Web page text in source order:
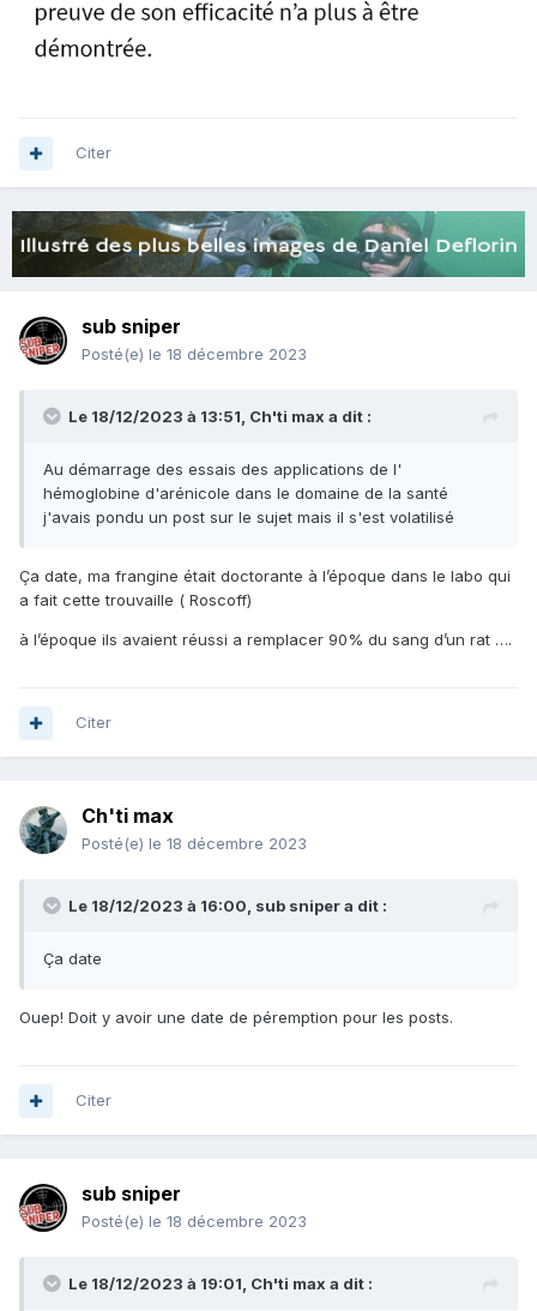
Citer
sub sniper
Posté(e) le 18 décembre 2023
Le 18/12/2023 à 13:51, Ch'ti max a dit :
Au démarrage des essais des applications de l'
hémoglobine d'arénicole dans le domaine de la santé
j'avais pondu un post sur le sujet mais il s'est volatilisé
Ça date, ma frangine était doctorante à l’époque dans le labo qui
a fait cette trouvaille ( Roscoff)
à l’époque ils avaient réussi a remplacer 90% du sang d’un rat ….
Citer
Ch'ti max
Posté(e) le 18 décembre 2023
Le 18/12/2023 à 16:00, sub snipera dit :
Ça date
Ouep! Doit y avoir une date de péremption pour les posts.
Citer
sub sniper
Posté(e) le 18 décembre 2023
Le 18/12/2023 à 19:01, Ch'ti max a dit :